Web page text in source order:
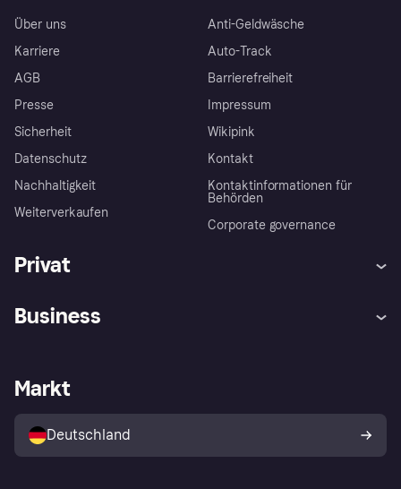
Über uns
Karriere
AGB
Presse
Sicherheit
Datenschutz
Nachhaltigkeit
Weiterverkaufen
Anti-Geldwäsche
Auto-Track
Barrierefreiheit
Impressum
Wikipink
Kontakt
Kontaktinformationen für
Behörden
Corporate governance
Privat
Klarna App
Shops entdecken
Käuferschutzrichtlinie
Dein Widerrufsrecht
Business
Händlerportal
Markt
Deutschland